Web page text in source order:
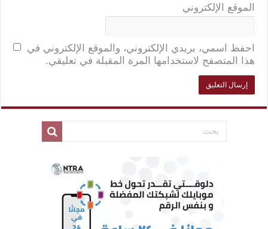
الموقع الإلكتروني
احفظ اسمي، بريدي الإلكتروني، والموقع الإلكتروني في
هذا المتصفح لاستخدامها المرة المقبلة في تعليقي.